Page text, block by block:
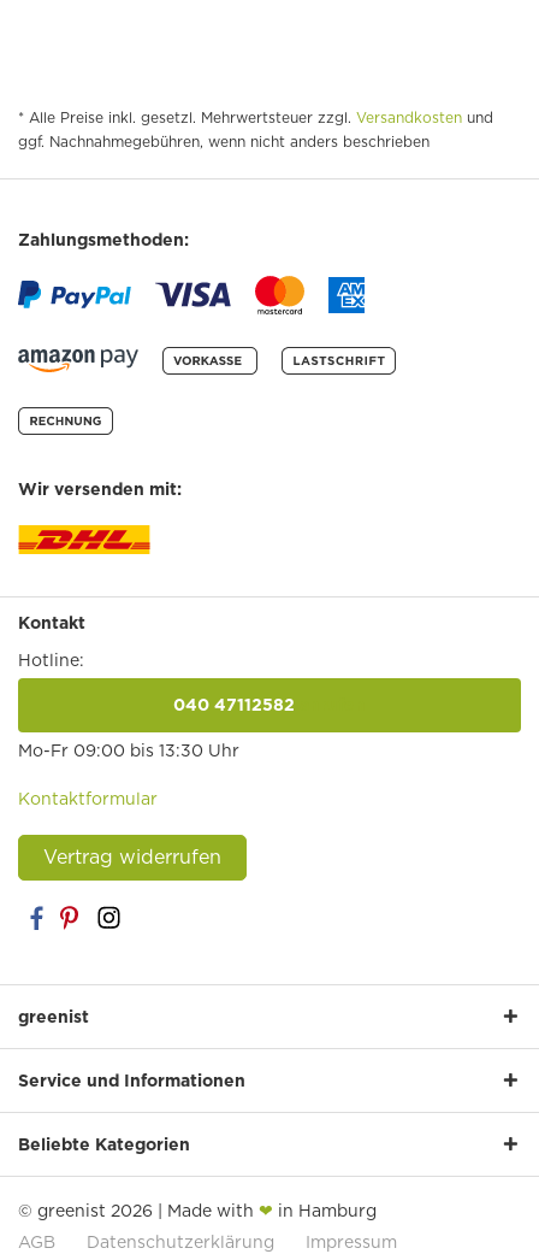
* Alle Preise inkl. gesetzl. Mehrwertsteuer zzgl. Versandkosten und
ggf. Nachnahmegebühren, wenn nicht anders beschrieben
Zahlungsmethoden:
Wir versenden mit:
Kontakt
Hotline:
040 47112582
Mo-Fr 09:00 bis 13:30 Uhr
Kontaktformular
Vertrag widerrufen
greenist
Service und Informationen
Beliebte Kategorien
© greenist 2026 | Made with ❤ in Hamburg
AGB
Datenschutzerklärung Impressum